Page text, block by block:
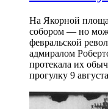
На Якорной
собором — но
февральской
адмиралом
протекала их
прогулку 9